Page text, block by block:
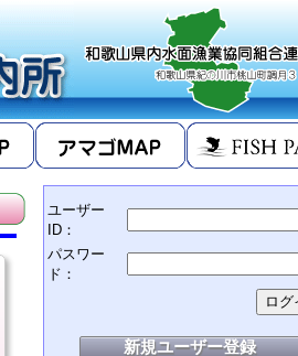
ユーザー
ID：
パスワー
ド：
新規ユーザー登録